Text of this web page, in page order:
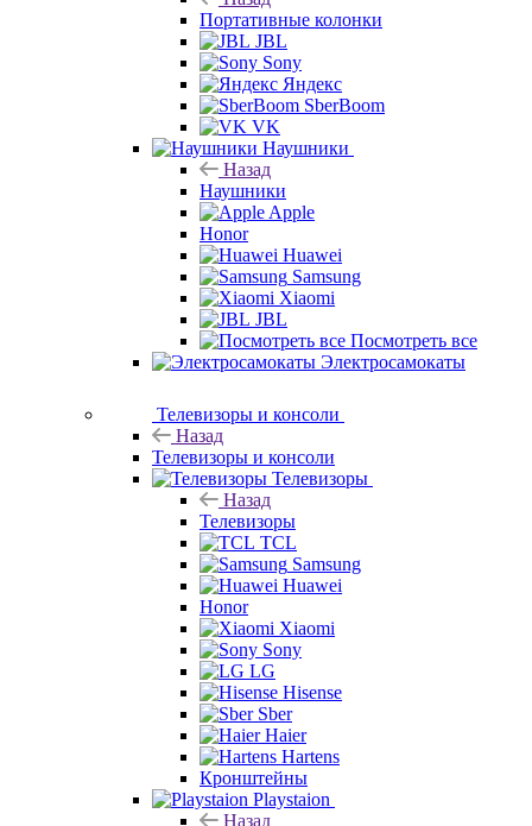
Портативные колонки
JBL
Sony
Яндекс
SberBoom
VK
Наушники
Назад
Наушники
Apple
Honor
Huawei
Samsung
Xiaomi
JBL
Посмотреть все
Электросамокаты
Телевизоры и консоли
Назад
Телевизоры и консоли
Телевизоры
Назад
Телевизоры
TCL
Samsung
Huawei
Honor
Xiaomi
Sony
LG
Hisense
Sber
Haier
Hartens
Кронштейны
Playstaion
Назад